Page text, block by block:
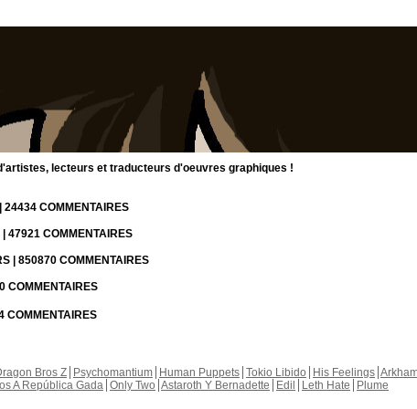
lecteurs et traducteurs d'oeuvres graphiques !
COMMENTAIRES
47921 COMMENTAIRES
| 850870 COMMENTAIRES
COMMENTAIRES
COMMENTAIRES
Bros Z Psychomantium Human Puppets Tokio Libido His Feelings
A República Gada Only Two Astaroth Y Bernadette Edil Leth Hate
Plume